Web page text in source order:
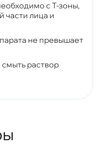
с Т-зоны,
части лица и
не превышает
раствор